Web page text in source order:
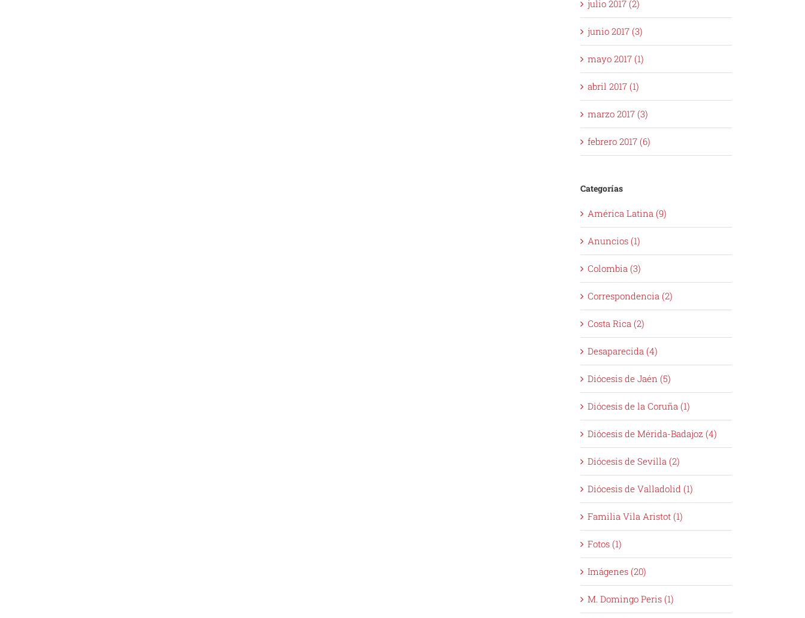
julio 2017 (2)
junio 2017 (3)
mayo 2017 (1)
abril 2017 (1)
marzo 2017 (3)
febrero 2017 (6)
Categorías
América Latina (9)
Anuncios (1)
Colombia (3)
Correspondencia (2)
Costa Rica (2)
Desaparecida (4)
Diócesis de Jaén (5)
Diócesis de la Coruña (1)
Diócesis de Mérida-Badajoz (4)
Diócesis de Sevilla (2)
Diócesis de Valladolid (1)
Familia Vila Aristot (1)
Fotos (1)
Imágenes (20)
M. Domingo Peris (1)